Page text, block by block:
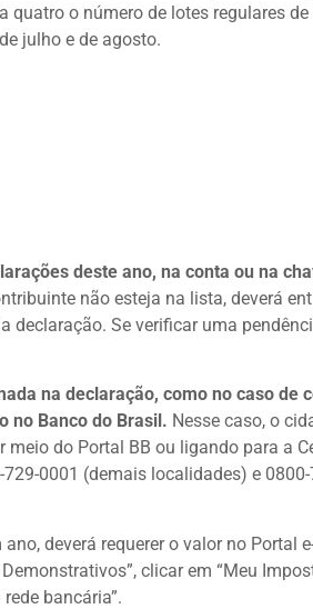
quatro o número de lotes regulares de
julho e de agosto.
deste ano, na conta ou na
não esteja na lista, deverá
declaração. Se verificar uma
na declaração, como no caso de
no Banco do Brasil. Nesse caso, o
do Portal BB ou ligando para a
0001 (demais localidades) e 0800-
deverá requerer o valor no Portal
clicar em “Meu
bancária”.